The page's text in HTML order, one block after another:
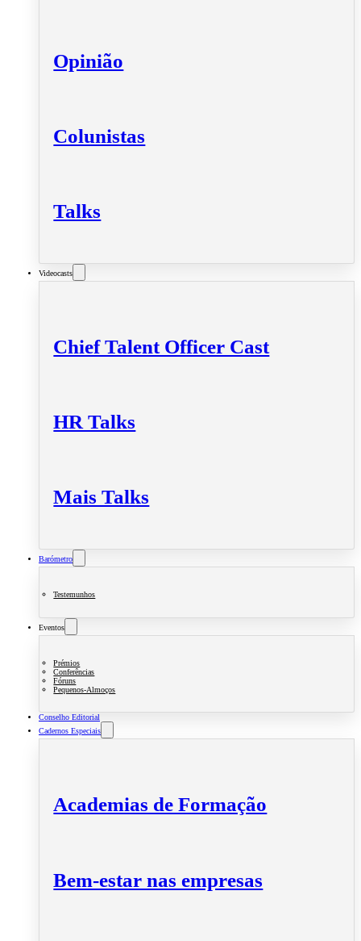
Opinião
Colunistas
Talks
Videocasts
Chief Talent Officer Cast
HR Talks
Mais Talks
Barómetro
Testemunhos
Eventos
Prémios
Conferências
Fóruns
Pequenos-Almoços
Conselho Editorial
Cadernos Especiais
Academias de Formação
Bem-estar nas empresas